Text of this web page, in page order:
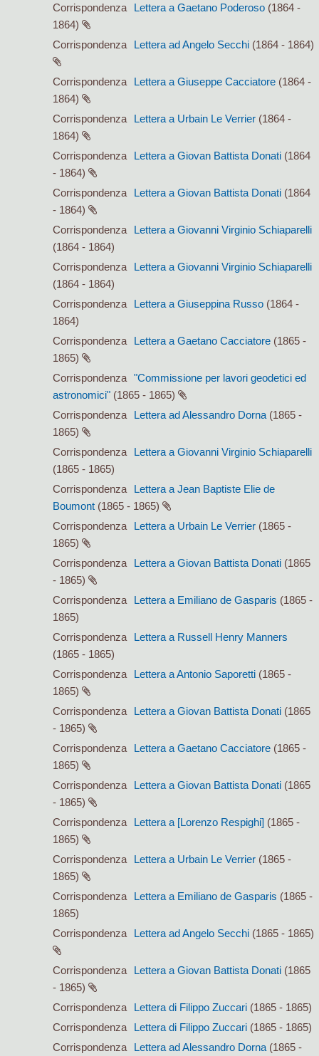
Corrispondenza Lettera a Gaetano Poderoso (1864 -
1864)
Corrispondenza
Lettera ad Angelo Secchi (1864 - 1864)
Corrispondenza Lettera a Giuseppe Cacciatore (1864 -
1864)
Corrispondenza
Lettera a Urbain Le Verrier (1864 -
1864)
Corrispondenza
Lettera a Giovan Battista Donati (1864
- 1864)
Corrispondenza
Lettera a Giovan Battista Donati (1864
- 1864)
Corrispondenza
Lettera a Giovanni Virginio Schiaparelli
(1864 - 1864)
Corrispondenza
Lettera a Giovanni Virginio Schiaparelli
(1864 - 1864)
Corrispondenza
Lettera a Giuseppina Russo (1864 -
1864)
Corrispondenza
Lettera a Gaetano Cacciatore (1865 -
1865)
Corrispondenza
"Commissione per lavori geodetici ed
astronomici" (1865 - 1865)
Corrispondenza
Lettera ad Alessandro Dorna (1865 -
1865)
Corrispondenza
Lettera a Giovanni Virginio Schiaparelli
(1865 - 1865)
Corrispondenza
Lettera a Jean Baptiste Elie de
Boumont (1865 - 1865)
Corrispondenza
Lettera a Urbain Le Verrier (1865 -
1865)
Corrispondenza
Lettera a Giovan Battista Donati (1865
- 1865)
Corrispondenza
Lettera a Emiliano de Gasparis (1865 -
1865)
Corrispondenza
Lettera a Russell Henry Manners
(1865 - 1865)
Corrispondenza
Lettera a Antonio Saporetti (1865 -
1865)
Corrispondenza
Lettera a Giovan Battista Donati (1865
- 1865)
Corrispondenza
Lettera a Gaetano Cacciatore (1865 -
1865)
Corrispondenza
Lettera a Giovan Battista Donati (1865
- 1865)
Corrispondenza
Lettera a [Lorenzo Respighi] (1865 -
1865)
Corrispondenza
Lettera a Urbain Le Verrier (1865 -
1865)
Corrispondenza
Lettera a Emiliano de Gasparis (1865 -
1865)
Corrispondenza
Lettera ad Angelo Secchi (1865 - 1865)
Corrispondenza Lettera a Giovan Battista Donati (1865
- 1865)
Corrispondenza
Lettera di Filippo Zuccari (1865 - 1865)
Corrispondenza
Lettera di Filippo Zuccari (1865 - 1865)
Corrispondenza
Lettera ad Alessandro Dorna (1865 -